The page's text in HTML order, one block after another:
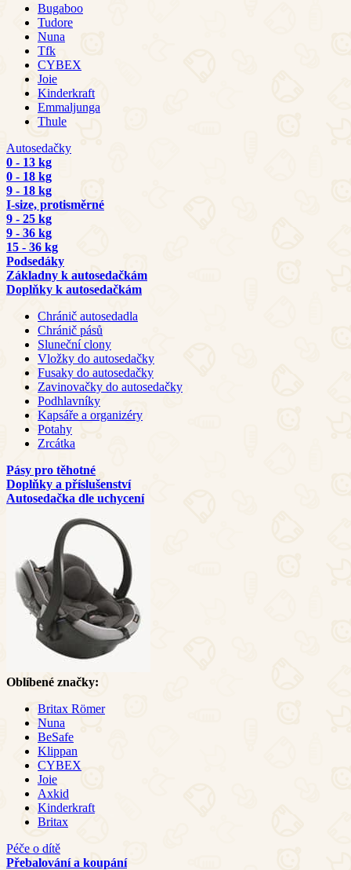
Bugaboo
Tudore
Nuna
Tfk
CYBEX
Joie
Kinderkraft
Emmaljunga
Thule
Autosedačky
0 - 13 kg
0 - 18 kg
9 - 18 kg
I-size, protisměrné
9 - 25 kg
9 - 36 kg
15 - 36 kg
Podsedáky
Základny k autosedačkám
Doplňky k autosedačkám
Chránič autosedadla
Chránič pásů
Sluneční clony
Vložky do autosedačky
Fusaky do autosedačky
Zavinovačky do autosedačky
Podhlavníky
Kapsáře a organizéry
Potahy
Zrcátka
Pásy pro těhotné
Doplňky a příslušenství
Autosedačka dle uchycení
Oblíbené značky:
Britax Römer
Nuna
BeSafe
Klippan
CYBEX
Joie
Axkid
Kinderkraft
Britax
Péče o dítě
Přebalování a koupání